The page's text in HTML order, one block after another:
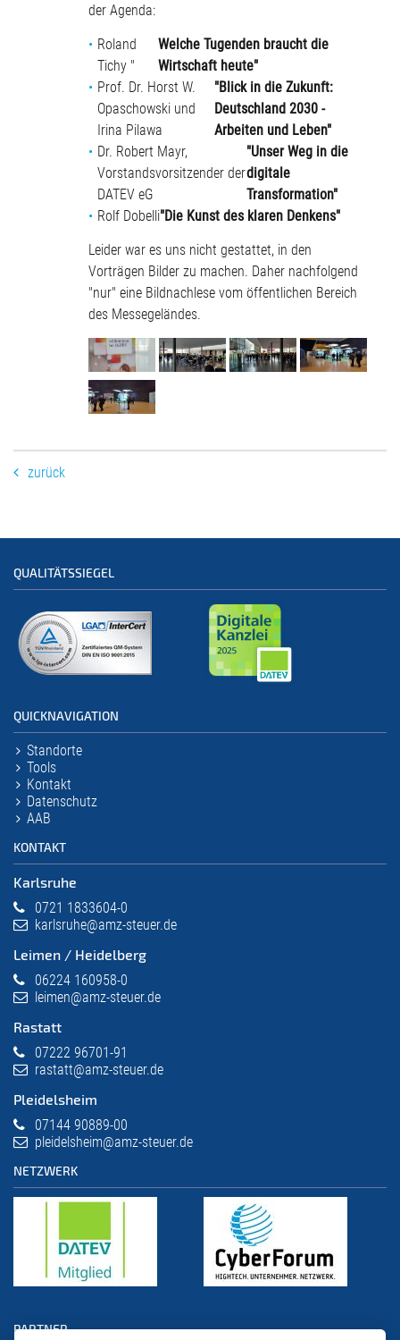
der Agenda:
Roland
Tichy "
Welche Tugenden braucht die
Wirtschaft heute"
Prof. Dr. Horst W.
Opaschowski und
Irina Pilawa
"Blick in die Zukunft:
Deutschland 2030 -
Arbeiten und Leben"
Dr. Robert Mayr,
Vorstandsvorsitzender der
DATEV eG
"Unser Weg in die
digitale
Transformation"
Rolf Dobelli"Die Kunst des klaren Denkens"
Leider war es uns nicht gestattet, in den
Vorträgen Bilder zu machen. Daher nachfolgend
"nur" eine Bildnachlese vom öffentlichen Bereich
des Messegeländes.
zurück
QUALITÄTSSIEGEL
QUICKNAVIGATION
Standorte
Tools
Kontakt
Datenschutz
AAB
KONTAKT
Karlsruhe
0721 1833604-0
karlsruhe@amz-steuer.de
Leimen / Heidelberg
06224 160958-0
leimen@amz-steuer.de
Rastatt
07222 96701-91
rastatt@amz-steuer.de
Pleidelsheim
07144 90889-00
pleidelsheim@amz-steuer.de
NETZWERK
PARTNER